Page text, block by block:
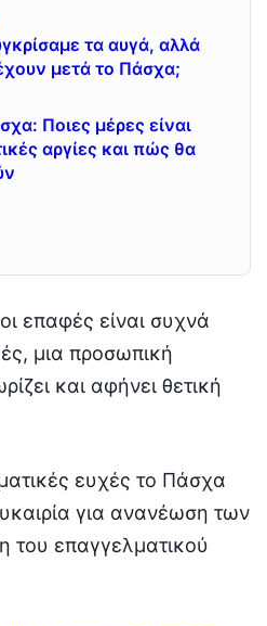
τα αυγά, αλλά
μετά το Πάσχα;
Ποιες μέρες είναι
αργίες και πώς θα
επαφές είναι συχνά
μια προσωπική
και αφήνει θετική
ευχές το Πάσχα
για ανανέωση των
του επαγγελματικού